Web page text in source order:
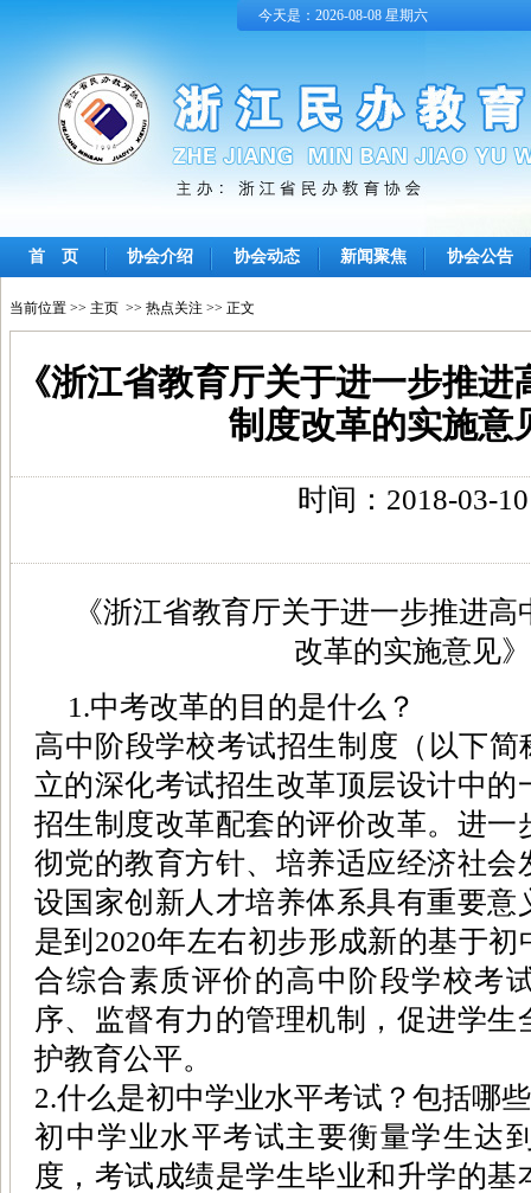
今天是：2026-08-08 星期六
首 页 协会介绍 协会动态 新闻聚焦 协会公告
当前位置 >> 主页 >> 热点关注 >> 正文
《浙江省教育厅关于进一步推
制度改革的实施意
时间：2018-03-
《浙江省教育厅关于进一步推进
改革的实施意见
1.中考改革的目的是什么？
高中阶段学校考试招生制度（以下简
立的深化考试招生改革顶层设计中
招生制度改革配套的评价改革。进
彻党的教育方针、培养适应经济社
设国家创新人才培养体系具有重要
是到2020年左右初步形成新的基于
合综合素质评价的高中阶段学校考
序、监督有力的管理机制，促进学
护教育公平。
2.什么是初中学业水平考试？包括哪
初中学业水平考试主要衡量学生达
度，考试成绩是学生毕业和升学的